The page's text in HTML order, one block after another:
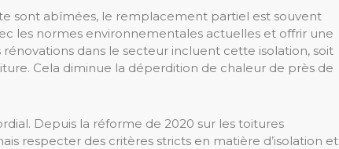
sont abîmées, le remplacement partiel est souvent
les normes environnementales actuelles et offrir une
dans le secteur incluent cette isolation, soit
Cela diminue la déperdition de chaleur de près de
Depuis la réforme de 2020 sur les toitures
respecter des critères stricts en matière d’isolation et